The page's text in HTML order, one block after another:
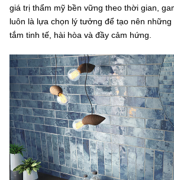
giá trị thẩm mỹ bền vững theo thời gian,
luôn là lựa chọn lý tưởng để tạo nên những
tắm tinh tế, hài hòa và đầy cảm hứng.